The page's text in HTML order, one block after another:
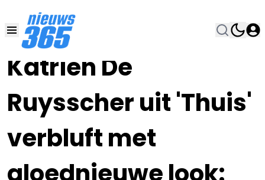
Katrien De
Ruysscher uit 'Thuis'
verbluft met
02 OKT 2023, 20:00